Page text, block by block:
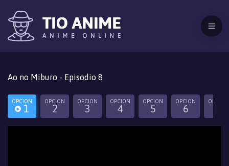
Ao no Miburo - Episodio 8
OPCION
1
OPCION
2
OPCION
3
OPCION
4
OPCION
5
OPCION
6
OPCION